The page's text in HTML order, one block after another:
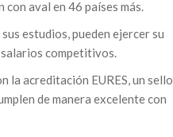
aval en 46 países más.
estudios, pueden ejercer su
salarios competitivos.
la acreditación EURES, un sello
de manera excelente con